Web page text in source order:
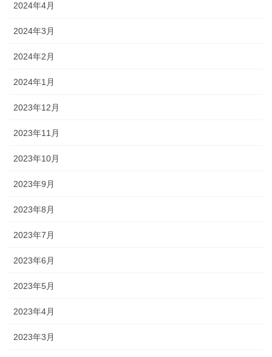
2024年4月
2024年3月
2024年2月
2024年1月
2023年12月
2023年11月
2023年10月
2023年9月
2023年8月
2023年7月
2023年6月
2023年5月
2023年4月
2023年3月